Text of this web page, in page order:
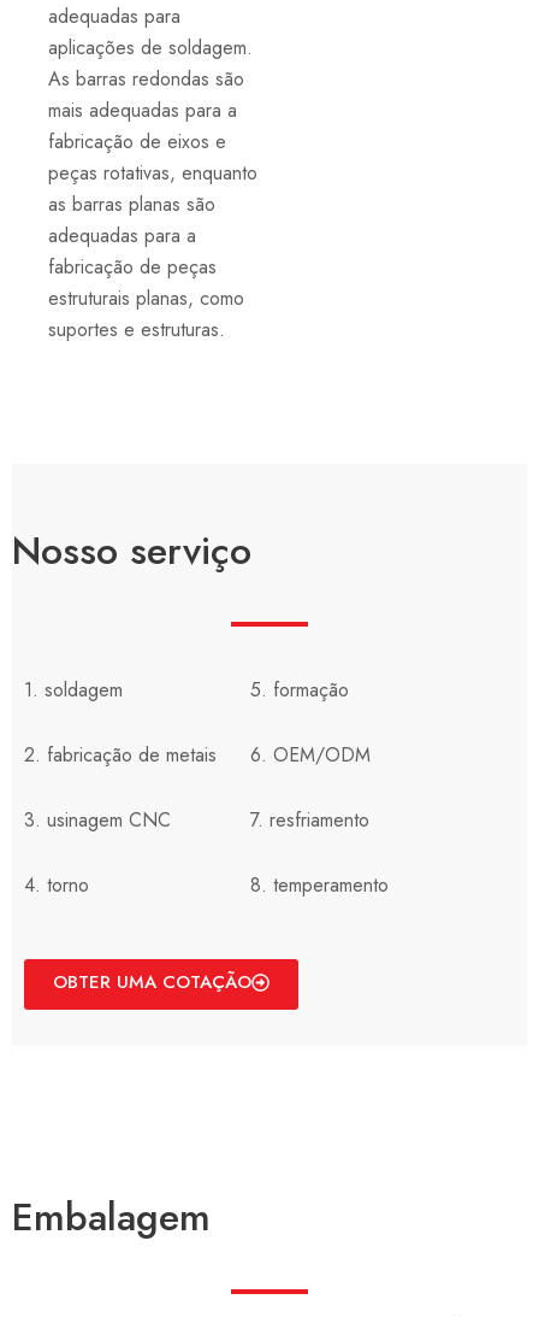
adequadas para
aplicações de soldagem.
As barras redondas são
mais adequadas para a
fabricação de eixos e
peças rotativas, enquanto
as barras planas são
adequadas para a
fabricação de peças
estruturais planas, como
suportes e estruturas.
Nosso serviço
1. soldagem
2. fabricação de metais
3. usinagem CNC
4. torno
5. formação
6. OEM/ODM
7. resfriamento
8. temperamento
OBTER UMA COTAÇÃO
Embalagem